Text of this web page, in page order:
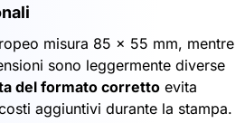
misura 85 x 55 mm, mentre
sono leggermente diverse
del formato corretto evita
aggiuntivi durante la stampa.